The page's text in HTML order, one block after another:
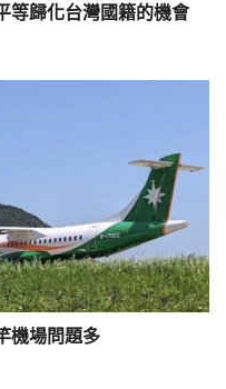
等歸化台灣國籍的機會
機場問題多